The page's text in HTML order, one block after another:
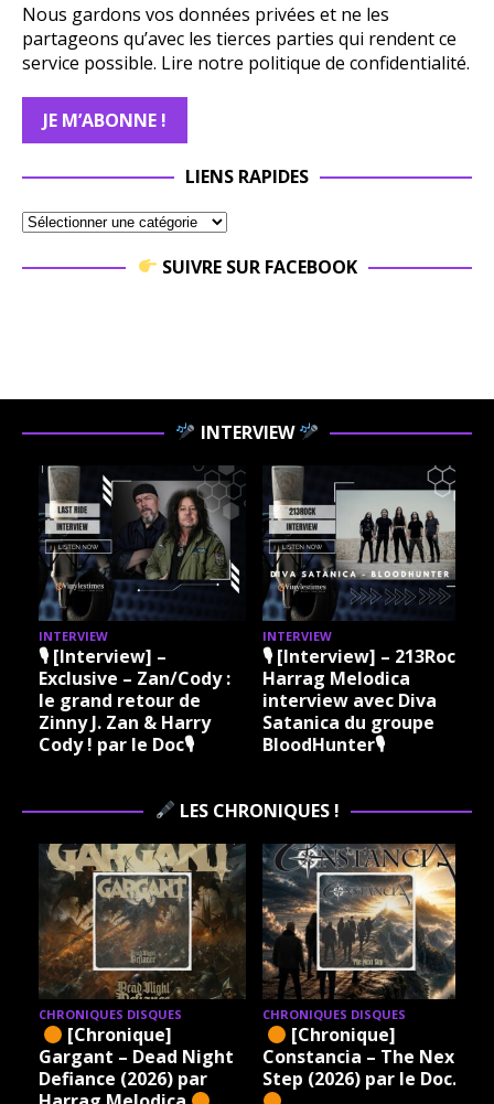
Nous gardons vos données privées et ne les
partageons qu’avec les tierces parties qui rendent ce
service possible. Lire notre politique de confidentialité.
LIENS RAPIDES
SUIVRE SUR FACEBOOK
INTERVIEW
INTERVIEW
🎙 [Interview] –
Exclusive – Zan/Cody :
le grand retour de
Zinny J. Zan & Harry
Cody ! par le Doc🎙
INTERVIEW
🎙 [Interview] – 213Rock
Harrag Melodica
interview avec Diva
Satanica du groupe
BloodHunter🎙
LES CHRONIQUES !
CHRONIQUES DISQUES
[Chronique]
Gargant – Dead Night
Defiance (2026) par
CHRONIQUES DISQUES
[Chronique]
Constancia – The Next
Step (2026) par le Doc.